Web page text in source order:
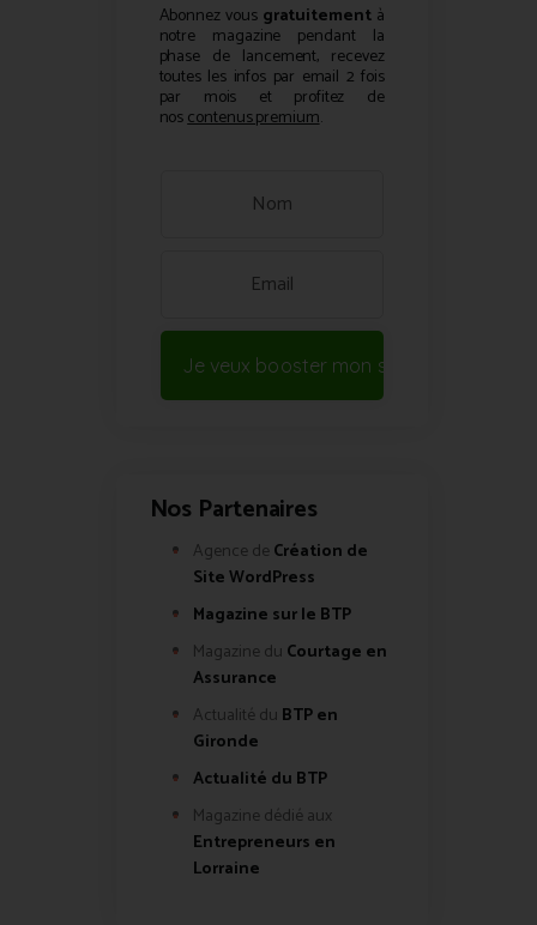
Abonnez vous gratuitementà
notre magazine pendant la
phase de lancement, recevez
toutes les infos par email 2 fois
par mois et profitez de
noscontenus premium.
Je veux booster mon site !
Nos Partenaires
Agence de Création de
Site WordPress
Magazine sur le BTP
Magazine du Courtage en
Assurance
Actualité du BTP en
Gironde
Actualité du BTP
Magazine dédié aux
Entrepreneurs en
Lorraine